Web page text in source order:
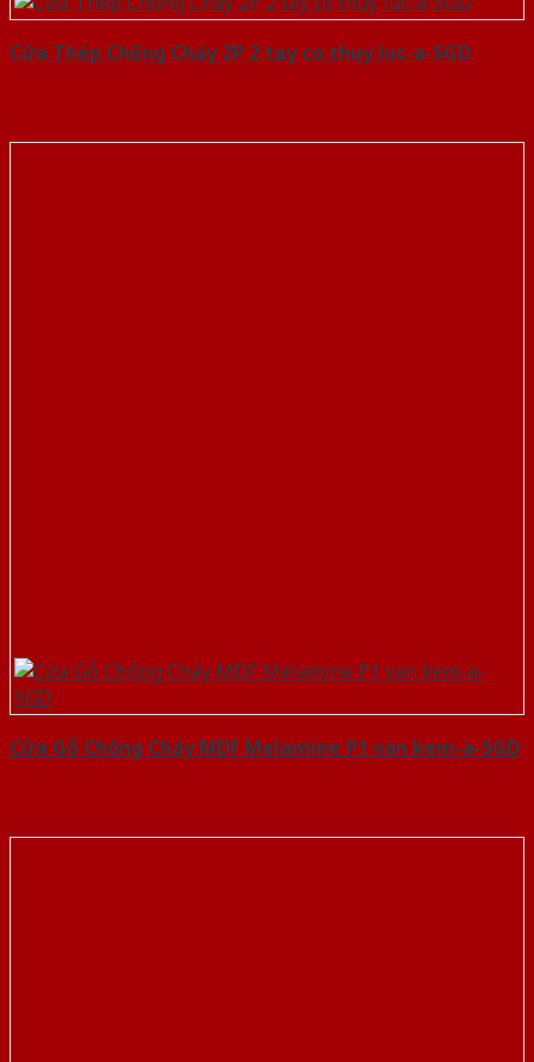
Cửa Thép Chống Cháy 2P 2 tay co thuy luc-a-SGD
Cửa Gỗ Chống Cháy MDF Melamine P1 van kem-a-SGD